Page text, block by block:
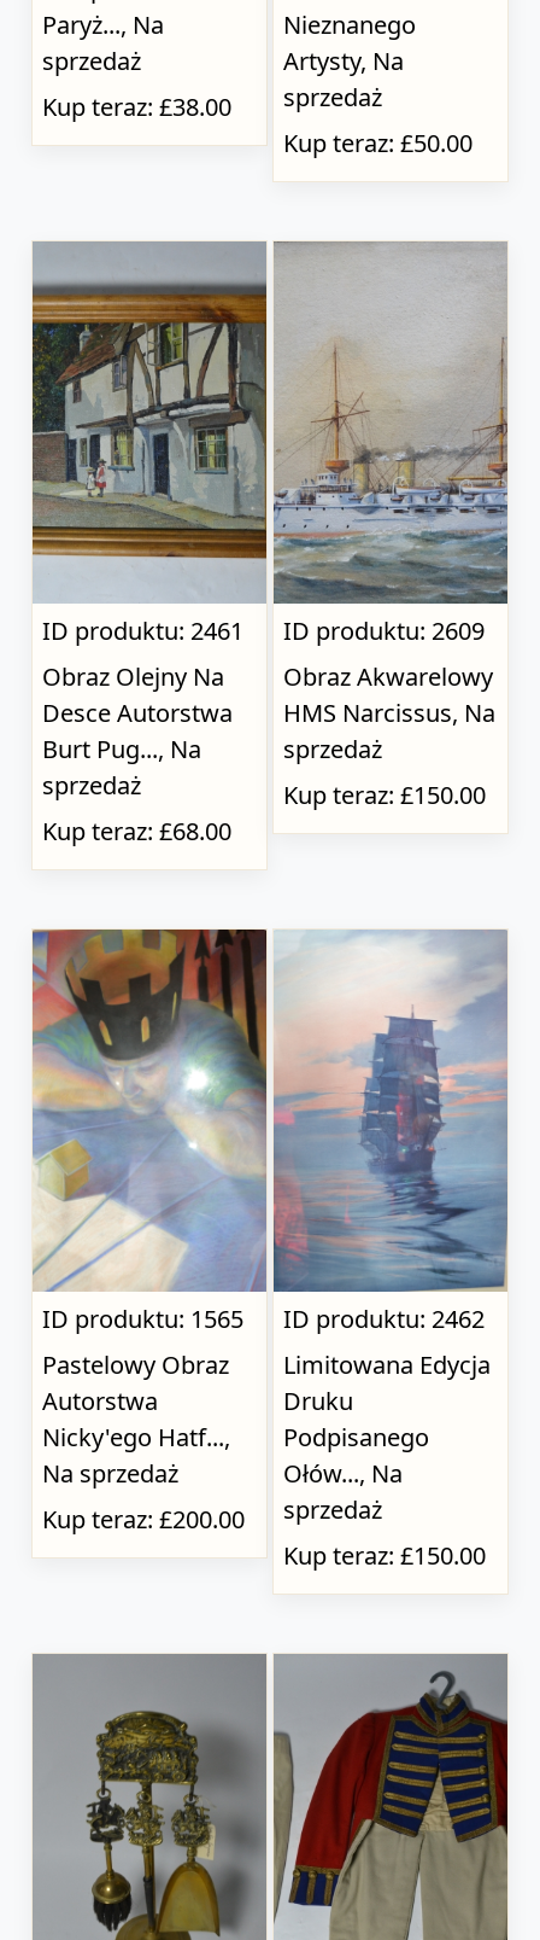
Paryż..., Na
sprzedaż
Kup teraz: £38.00
Nieznanego
Artysty, Na
sprzedaż
Kup teraz: £50.00
ID produktu: 2461
Obraz Olejny Na
Desce Autorstwa
Burt Pug..., Na
sprzedaż
Kup teraz: £68.00
ID produktu: 2609
Obraz Akwarelowy
HMS Narcissus, Na
sprzedaż
Kup teraz: £150.00
ID produktu: 1565
Pastelowy Obraz
Autorstwa
Nicky'ego Hatf...,
Na sprzedaż
Kup teraz: £200.00
ID produktu: 2462
Limitowana Edycja
Druku
Podpisanego
Ołów..., Na
sprzedaż
Kup teraz: £150.00